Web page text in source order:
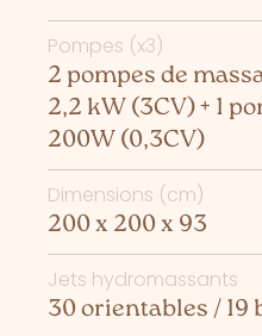
Pompes (x3)
2 pompes de
2,2 kW (3CV) + 1
200W (0,3CV)
Dimensions (cm)
200 x 200 x 93
Jets hydromassants
30 orientables / 19